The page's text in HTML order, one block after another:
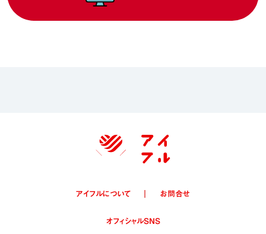
アイフルについて お問合せ
オフィシャルSNS